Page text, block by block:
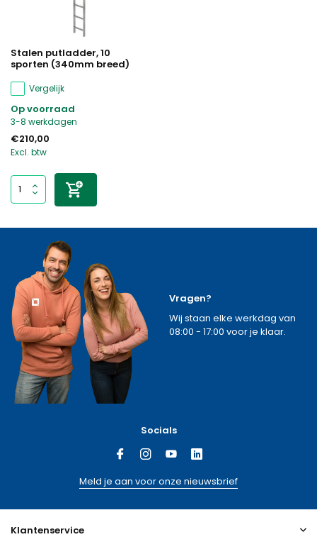
Stalen putladder, 10
sporten (340mm breed)
Vergelijk
Op voorraad
3-8 werkdagen
€210,00
Excl. btw
Vragen?
Wij staan elke werkdag van
08:00 - 17:00 voor je klaar.
Socials
Meld je aan voor onze nieuwsbrief
Klantenservice